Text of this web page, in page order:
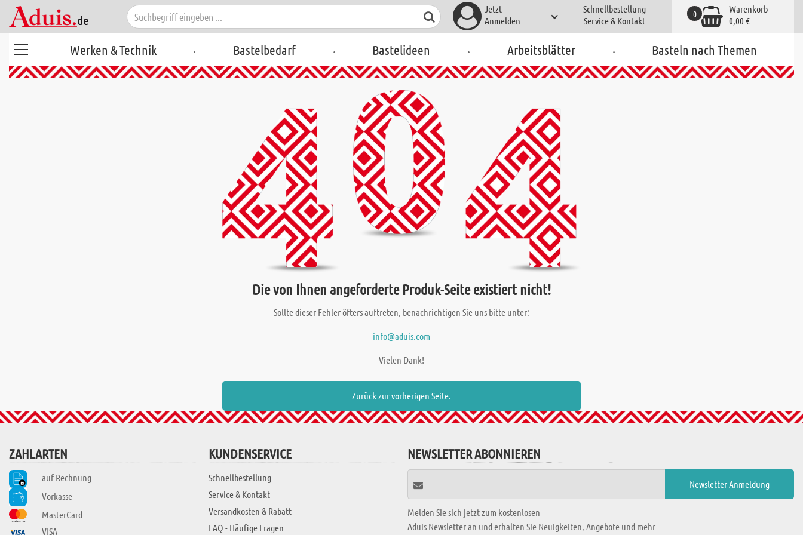
Jetzt
Anmelden
Schnellbestellung
Service & Kontakt
Warenkorb
0,00 €
0
Werken & Technik . Bastelbedarf . Bastelideen . Arbeitsblätter . Basteln nach Themen
Die von Ihnen angeforderte Produk-Seite existiert nicht!
Sollte dieser Fehler öfters auftreten, benachrichtigen Sie uns bitte unter:
info@aduis.com
Vielen Dank!
Zurück zur vorherigen Seite.
ZAHLARTEN
auf Rechnung
Vorkasse
MasterCard
VISA
KUNDENSERVICE
Schnellbestellung
Service & Kontakt
Versandkosten & Rabatt
FAQ - Häufige Fragen
NEWSLETTER ABONNIEREN
Melden Sie sich jetzt zum kostenlosen
Aduis Newsletter an und erhalten Sie Neuigkeiten, Angebote und mehr